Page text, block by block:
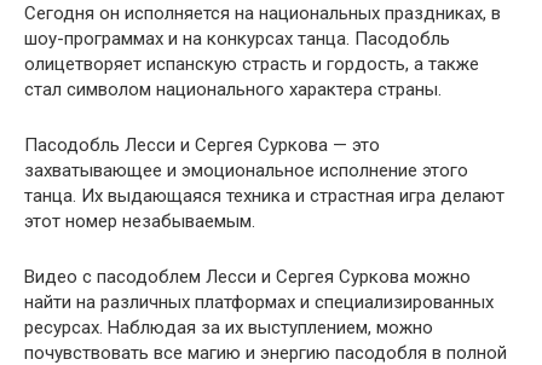
Сегодня он исполняется на национальных праздниках, в
шоу-программах и на конкурсах танца. Пасодобль
олицетворяет испанскую страсть и гордость, а также
стал символом национального характера страны.
Пасодобль Лесси и Сергея Суркова — это
захватывающее и эмоциональное исполнение этого
танца. Их выдающаяся техника и страстная игра делают
этот номер незабываемым.
Видео с пасодоблем Лесси и Сергея Суркова можно
найти на различных платформах и специализированных
ресурсах. Наблюдая за их выступлением, можно
почувствовать все магию и энергию пасодобля в полной